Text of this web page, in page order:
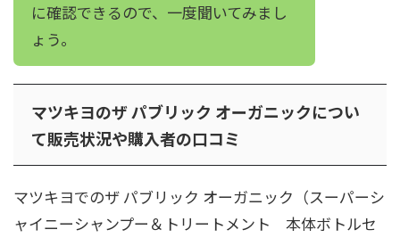
に確認できるので、一度聞いてみまし
ょう。
マツキヨのザ パブリック オーガニックについ
て販売状況や購入者の口コミ
マツキヨでのザ パブリック オーガニック（スーパーシ
ャイニーシャンプー＆トリートメント 本体ボトルセ